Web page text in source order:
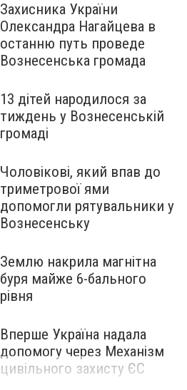
Захисника України
Олександра Нагайцева в
останню путь проведе
Вознесенська громада
13 дітей народилося за
тиждень у Вознесенській
громаді
Чоловікові, який впав до
триметрової ями
допомогли рятувальники у
Вознесенську
Землю накрила магнітна
буря майже 6-бального
рівня
Вперше Україна надала
допомогу через Механізм
цивільного захисту ЄС